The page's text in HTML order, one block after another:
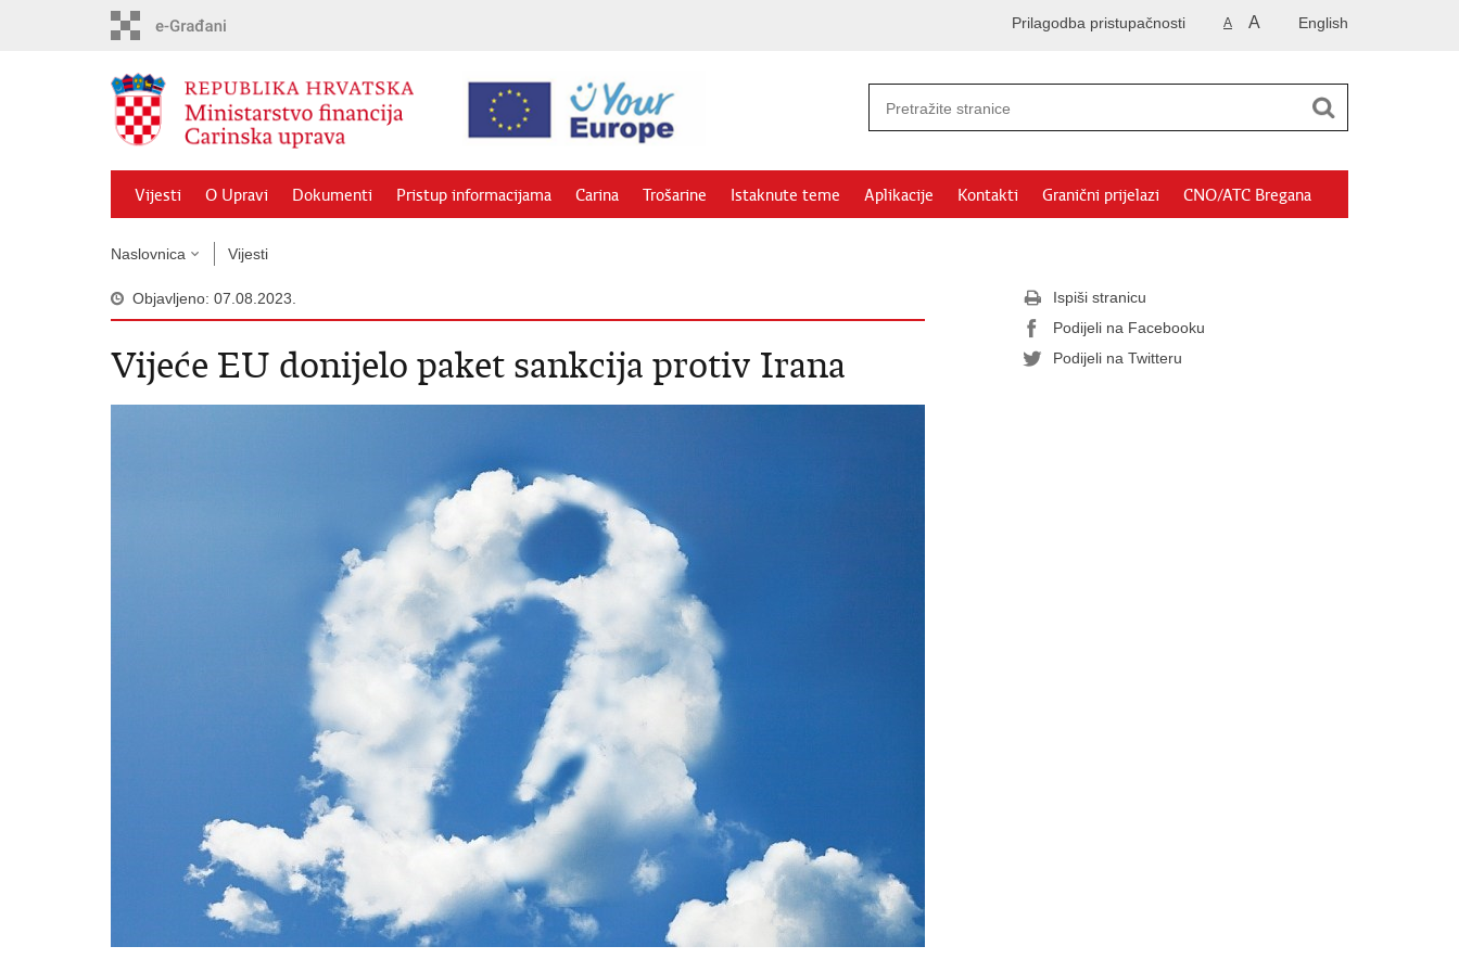
English
A A
Prilagodba pristupačnosti
Vijesti O Upravi Dokumenti Pristup informacijama Carina Trošarine Istaknute teme Aplikacije Kontakti Granični prijelazi CNO/ATC Bregana
Naslovnica Vijesti
Objavljeno: 07.08.2023.
Vijeće EU donijelo paket sankcija protiv Irana
Ispiši stranicu
Podijeli na Facebooku
Podijeli na Twitteru